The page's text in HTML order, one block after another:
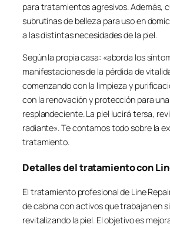
para tratamientos agresivos. Además,
subrutinas de belleza para uso en
a las distintas necesidades de la piel.
Según la propia casa: «aborda los
manifestaciones de la pérdida de
comenzando con la limpieza y
con la renovación y protección para
resplandeciente. La piel lucirá tersa,
radiante». Te contamos todo sobre la
tratamiento.
Detalles del tratamiento con
El tratamiento profesional de Line
de cabina con activos que trabajan en
revitalizando la piel. El objetivo es